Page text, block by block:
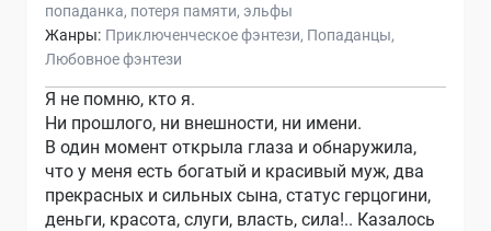
попаданка потеря памяти эльфы
Жанры: Приключенческое фэнтези Попаданцы
Любовное фэнтези
Я не помню, кто я.
Ни прошлого, ни внешности, ни имени.
В один момент открыла глаза и обнаружила,
что у меня есть богатый и красивый муж, два
прекрасных и сильных сына, статус герцогини,
деньги, красота, слуги, власть, сила!.. Казалось